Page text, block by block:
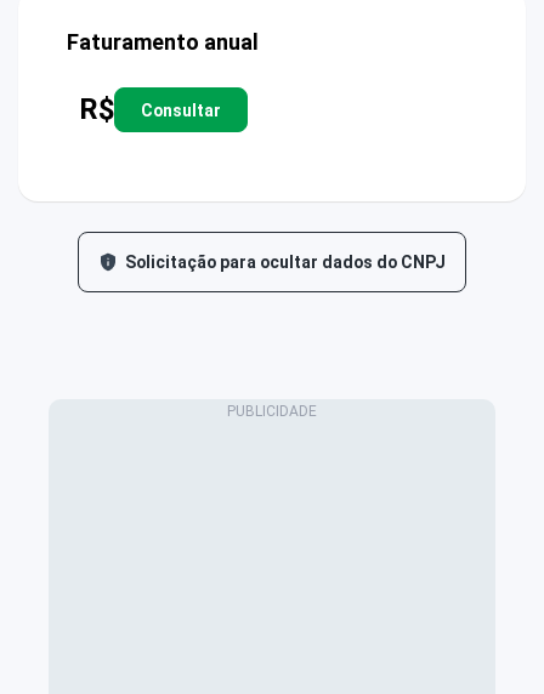
Faturamento anual
R$ Consultar
Solicitação para ocultar dados do CNPJ